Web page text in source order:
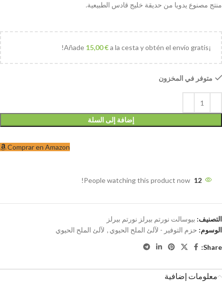
منتج مصنوع يدويا من حديقة خليج قادس الطبيعية.
¡Añade
15,00€a la cesta y obtén el envío gratis!
متوفر في المخزون
إضافة إلى السلة
Comprar en Amazon
12
People watching this product now!
التصنيف: بيوسالت نورتم بيرلز نورتم بيرلز
الوسوم: حزم التوفير - لآلئ الملح الحيوي , لآلئ الملح الحيوي
Share:
معلومات إضافية